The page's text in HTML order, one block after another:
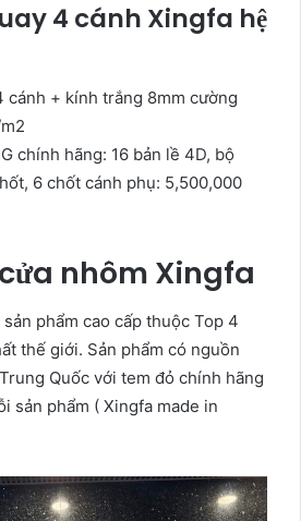
4 cánh Xingfa hệ
cánh + kính trắng 8mm cường
chính hãng: 16 bản lề 4D, bộ
6 chốt cánh phụ: 5,500,000
nhôm Xingfa
sản phẩm cao cấp thuộc Top 4
thế giới. Sản phẩm có nguồn
Quốc với tem đỏ chính hãng
sản phẩm ( Xingfa made in